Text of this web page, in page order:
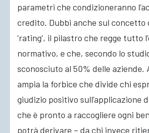
parametri che condizioneranno
credito. Dubbi anche sul concetto
‘rating’, il pilastro che regge tutto
normativo, e che, secondo lo
sconosciuto al 50% delle
ampia la forbice che divide chi
giudizio positivo sull’applicazione
che è pronto a raccogliere ogni
potrà derivare – da chi invece